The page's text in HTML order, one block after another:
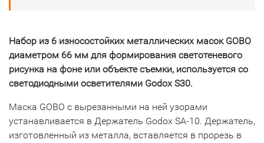
Набор из 6 износостойких металлических масок GOBO
диаметром 66 мм для формирования светотеневого
рисунка на фоне или объекте съемки, используется со
светодиодными осветителями Godox S30.
Маска GOBO с вырезанными на ней узорами
устанавливается в Держатель Godox SA-10. Держатель,
изготовленный из металла, вставляется в прорезь в